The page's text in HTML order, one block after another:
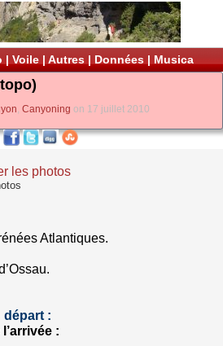
| Voile | Autres | Données | Musica
, Canyoning on 17 juillet 2010
Atlantiques.
départ :
: